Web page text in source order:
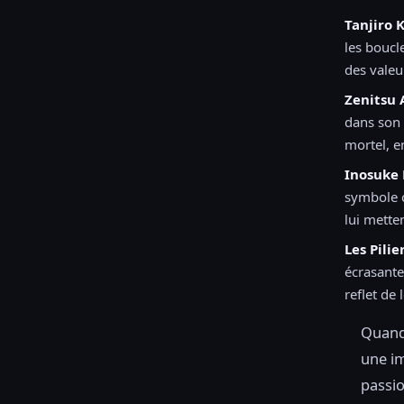
Tanjiro
les
des
Zenitsu
dans
mortel,
Inosuke
symbole
lui
Les
reflet de
une